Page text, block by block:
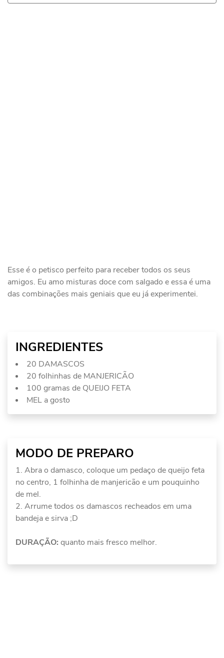
Esse é o petisco perfeito para receber todos os seus
amigos. Eu amo misturas doce com salgado e essa é uma
das combinações mais geniais que eu já experimentei.
INGREDIENTES
20 DAMASCOS
20 folhinhas de MANJERICÃO
100 gramas de QUEIJO FETA
MEL a gosto
MODO DE PREPARO
Abra o damasco, coloque um pedaço de queijo feta
no centro, 1 folhinha de manjericão e um pouquinho
de mel.
Arrume todos os damascos recheados em uma
bandeja e sirva ;D
DURAÇÃO: quanto mais fresco melhor.